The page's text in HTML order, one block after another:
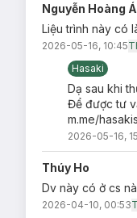
Điều trị
Hồng ban sau
song đó, giãn
Điều trị hồng ban
Cải thiện
Nguyễn Hoàng
Liệu trình này có
2026-05-16, 10:45
Hasaki
Dạ sau khi
Để được tư
m.me/
2026-05-16,
Thúy Ho
Dv này có ở cs
2026-04-10, 00:53